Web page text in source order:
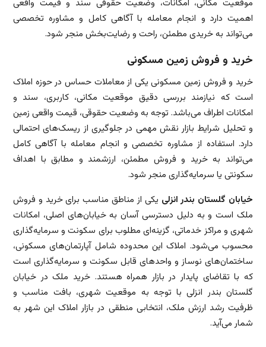
موقعیت مکانی، امکانات، وضعیت حقوقی سند و قیمت واقعی
اهمیت دارد و انجام معامله با آگاهی کامل و مشاوره تخصصی
می‌تواند به خریدی مطمئن، راحت و رضایت‌بخش منجر شود.
خرید و فروش زمین مسکونی
خرید و فروش زمین مسکونی یکی از معاملات حساس در حوزه املاک
است که نیازمند بررسی دقیق موقعیت مکانی، کاربری، سند و
امکانات اطراف می‌باشد. توجه به وضعیت حقوقی، قیمت واقعی زمین
و تحلیل شرایط بازار نقش مهمی در جلوگیری از ریسک‌های احتمالی
دارد. استفاده از مشاوره تخصصی و انجام معامله با آگاهی کامل
می‌تواند به خرید و فروش مطمئن، ارزشمند و مطابق با اهداف
سکونتی یا سرمایه‌گذاری منجر شود.
خیابان گلستان بندر انزلی یکی از مناطق مناسب برای خرید و فروش
ملک است و به دلیل دسترسی آسان به خیابان‌های اصلی، امکانات
شهری و مراکز خدماتی، گزینه‌ای مطلوب برای سکونت و سرمایه‌گذاری
محسوب می‌شود. املاک این محدوده شامل آپارتمان‌های مسکونی،
ساختمان‌های نوساز و واحدهای قابل سکونت و سرمایه‌گذاری است
که با تقاضای پایدار در بازار همراه هستند. خرید ملک در خیابان
گلستان بندر انزلی با توجه به موقعیت شهری، بافت مناسب و
ظرفیت رشد ارزش ملک، انتخابی منطقی در بازار املاک این شهر به
شمار می‌آید.